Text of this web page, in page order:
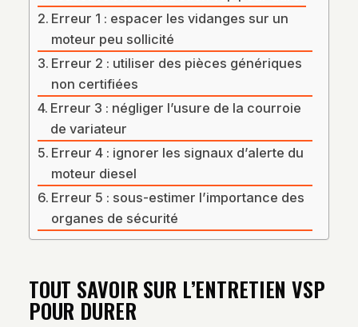
Erreur 1 : espacer les vidanges sur un
moteur peu sollicité
Erreur 2 : utiliser des pièces génériques
non certifiées
Erreur 3 : négliger l’usure de la courroie
de variateur
Erreur 4 : ignorer les signaux d’alerte du
moteur diesel
Erreur 5 : sous-estimer l’importance des
organes de sécurité
TOUT SAVOIR SUR L’ENTRETIEN VSP
POUR DURER